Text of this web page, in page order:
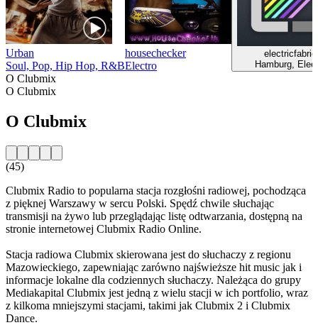
Urban
Soul, Pop, Hip Hop, R&B
housechecker
Electro
electricfabric
Hamburg,
O Clubmix
O Clubmix
O Clubmix
(45)
Clubmix Radio to popularna stacja rozgłośni radiowej, pochodząca
z pięknej Warszawy w sercu Polski. Spędź chwile słuchając
transmisji na żywo lub przeglądając listę odtwarzania, dostępną na
stronie internetowej Clubmix Radio Online.
Stacja radiowa Clubmix skierowana jest do słuchaczy z regionu
Mazowieckiego, zapewniając zarówno najświeższe hit music jak i
informacje lokalne dla codziennych słuchaczy. Należąca do grupy
Mediakapital Clubmix jest jedną z wielu stacji w ich portfolio, wraz
z kilkoma mniejszymi stacjami, takimi jak Clubmix 2 i Clubmix
Dance.